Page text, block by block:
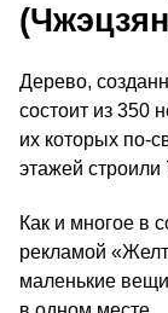
Дерево,
состоит из 350
их которых по-
этажей строили
Как и многое в
рекламой
маленькие